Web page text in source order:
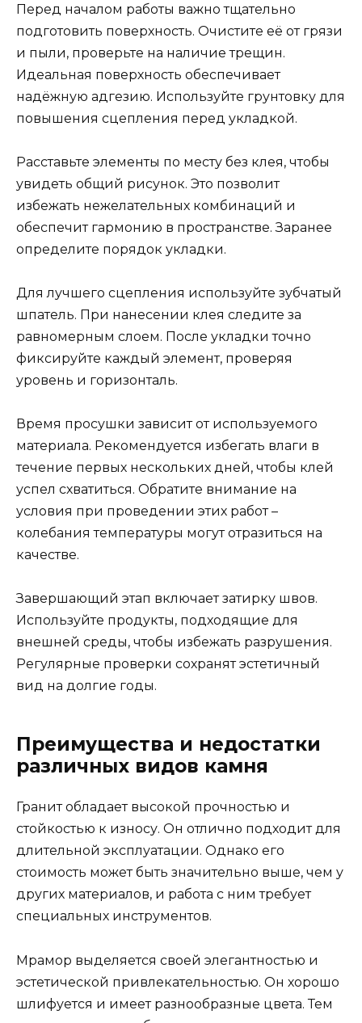
Перед началом работы важно тщательно
подготовить поверхность. Очистите её от грязи
и пыли, проверьте на наличие трещин.
Идеальная поверхность обеспечивает
надёжную адгезию. Используйте грунтовку для
повышения сцепления перед укладкой.
Расставьте элементы по месту без клея, чтобы
увидеть общий рисунок. Это позволит
избежать нежелательных комбинаций и
обеспечит гармонию в пространстве. Заранее
определите порядок укладки.
Для лучшего сцепления используйте зубчатый
шпатель. При нанесении клея следите за
равномерным слоем. После укладки точно
фиксируйте каждый элемент, проверяя
уровень и горизонталь.
Время просушки зависит от используемого
материала. Рекомендуется избегать влаги в
течение первых нескольких дней, чтобы клей
успел схватиться. Обратите внимание на
условия при проведении этих работ –
колебания температуры могут отразиться на
качестве.
Завершающий этап включает затирку швов.
Используйте продукты, подходящие для
внешней среды, чтобы избежать разрушения.
Регулярные проверки сохранят эстетичный
вид на долгие годы.
Преимущества и недостатки
различных видов камня
Гранит обладает высокой прочностью и
стойкостью к износу. Он отлично подходит для
длительной эксплуатации. Однако его
стоимость может быть значительно выше, чем у
других материалов, и работа с ним требует
специальных инструментов.
Мрамор выделяется своей элегантностью и
эстетической привлекательностью. Он хорошо
шлифуется и имеет разнообразные цвета. Тем